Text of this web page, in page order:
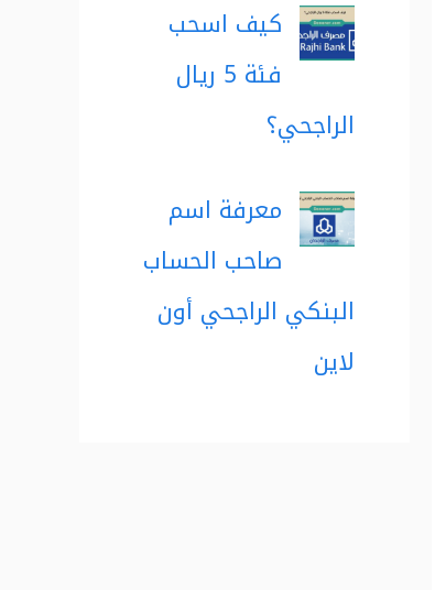
كيف اسحب
فئة 5 ريال
الراجحي؟
معرفة اسم
صاحب الحساب
البنكي الراجحي أون
لاين